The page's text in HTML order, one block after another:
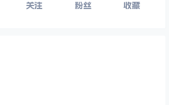
关注 粉丝 收藏